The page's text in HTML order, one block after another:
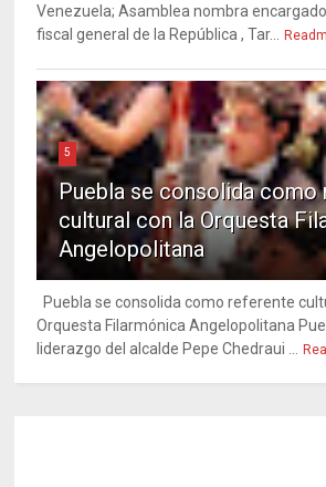
Venezuela; Asamblea nombra
fiscal general de la República , Tar...
5
Puebla se consolida como
cultural con la Orquesta
Angelopolitana
Puebla se consolida como referente
Orquesta Filarmónica Angelopolitana
liderazgo del alcalde Pepe Chedraui ...